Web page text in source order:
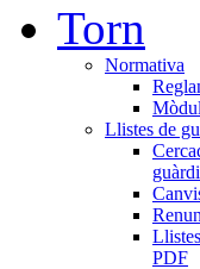
Torn
Normativa
Llistes de
PDF